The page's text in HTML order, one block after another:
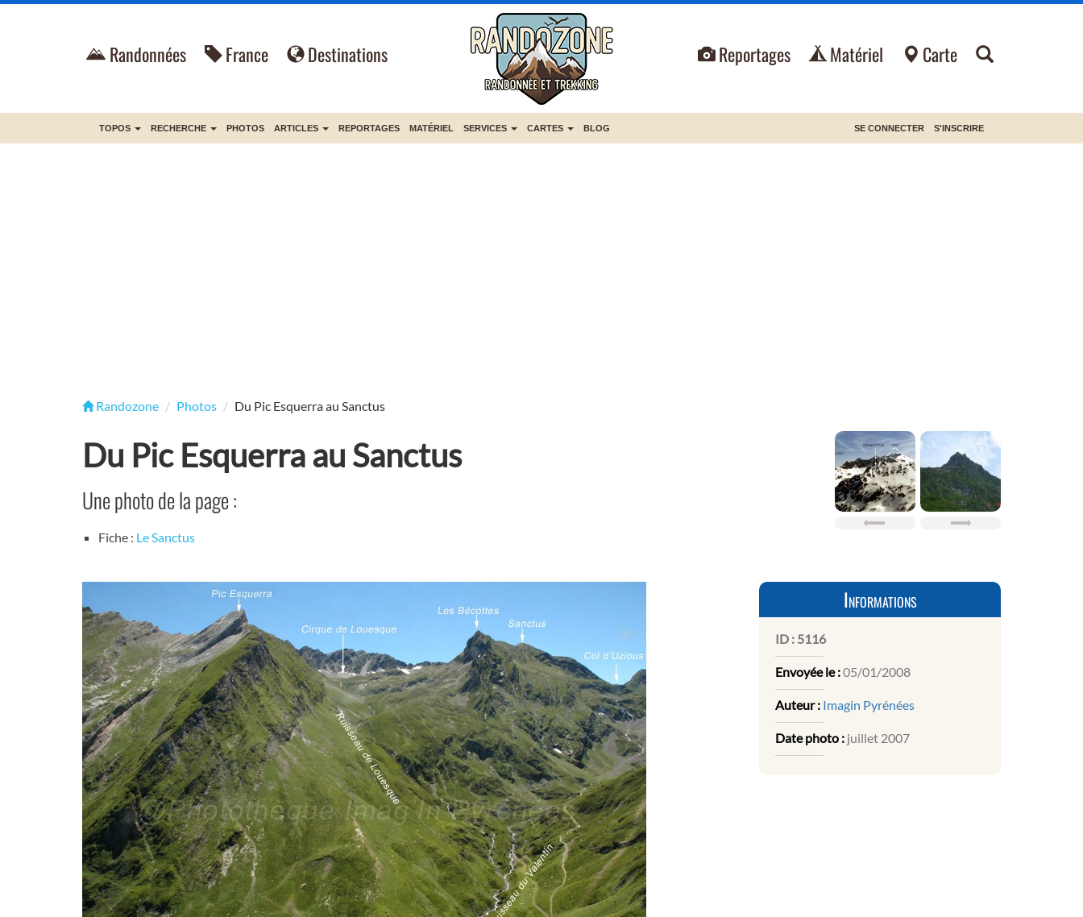
Randonnées France Destinations Reportages Matériel Carte
TOPOS RECHERCHE PHOTOS ARTICLES REPORTAGES MATÉRIEL SERVICES CARTES BLOG SE CONNECTER S'INSCRIRE
Randozone Photos Du Pic Esquerra au Sanctus
Du Pic Esquerra au Sanctus
Une photo de la page :
Fiche : Le Sanctus
Informations
ID : 5116
Envoyée le :05/01/2008
Auteur : Imagin Pyrénées
Date photo : juillet 2007